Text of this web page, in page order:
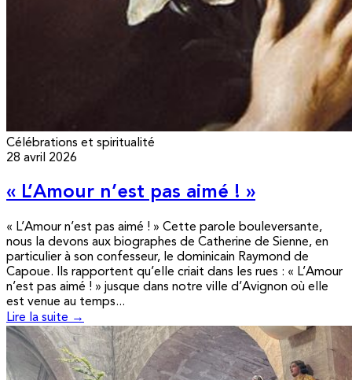
Célébrations et spiritualité
28 avril 2026
« L’Amour n’est pas aimé ! »
« L’Amour n’est pas aimé ! » Cette parole bouleversante,
nous la devons aux biographes de Catherine de Sienne, en
particulier à son confesseur, le dominicain Raymond de
Capoue. Ils rapportent qu’elle criait dans les rues : « L’Amour
n’est pas aimé ! » jusque dans notre ville d’Avignon où elle
est venue au temps...
Lire la suite →